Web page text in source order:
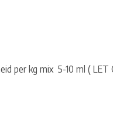
per kg mix 5-10 ml ( LET